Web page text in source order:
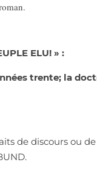
ELU! » :
trente; la
de discours ou